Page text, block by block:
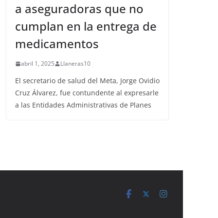
a aseguradoras que no
cumplan en la entrega de
medicamentos
abril 1, 2025 Llaneras10
El secretario de salud del Meta, Jorge Ovidio
Cruz Álvarez, fue contundente al expresarle
a las Entidades Administrativas de Planes